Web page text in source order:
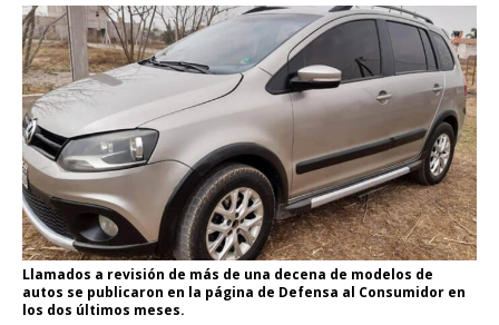
Llamados a revisión de más de una decena de modelos de
autos se publicaron en la página de Defensa al Consumidor en
los dos últimos meses.